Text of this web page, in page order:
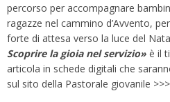
percorso per accompagnare
ragazze nel cammino d’Avvento,
forte di attesa verso la luce del
Scoprire la gioia nel servizio» è il
articola in schede digitali che
sul sito della Pastorale giovanile >>>